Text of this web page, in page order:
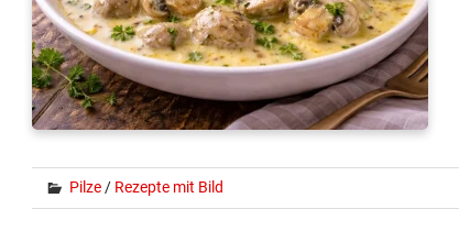
Pilze/ Rezepte mit Bild